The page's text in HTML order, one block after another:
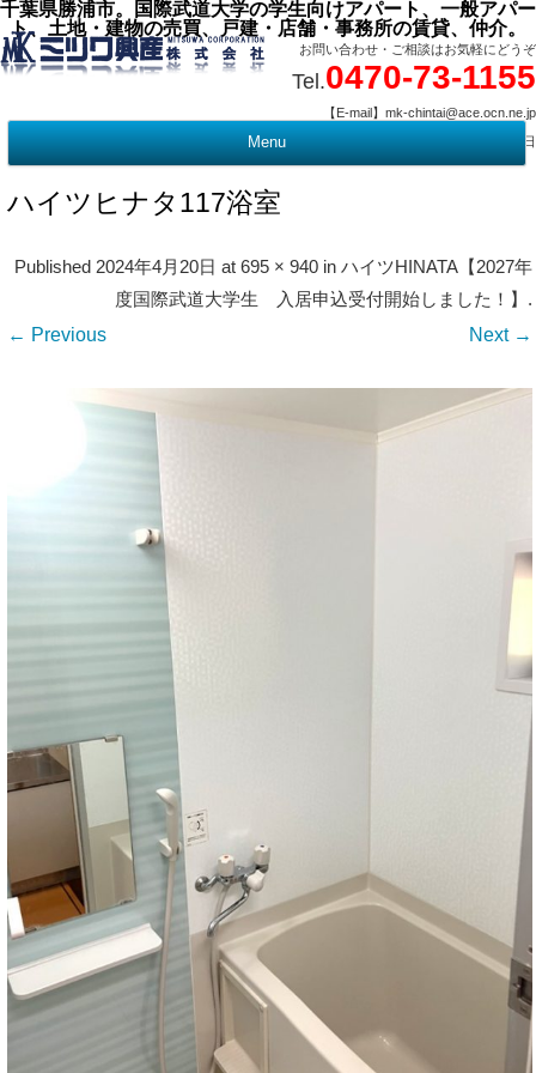
千葉県勝浦市。国際武道大学の学生向けアパート、一般アパー
ト、土地・建物の売買、戸建・店舗・事務所の賃貸、仲介。
お問い合わせ・ご相談はお気軽にどうぞ
Tel.0470-73-1155
【E-mail】mk-chintai@ace.ocn.ne.jp
【営業時間】09:00 ～ 17:15 【定 休 日】水曜・祭日
Menu
ハイツヒナタ117浴室
Published2024年4月20日 at695 × 940 inハイツHINATA【2027年
度国際武道大学生 入居申込受付開始しました！】 .
← Previous Next →